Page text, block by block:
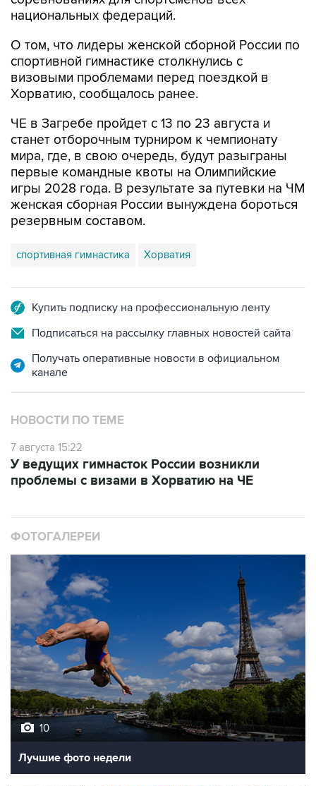
национальных федераций.
О том, что лидеры женской сборной России по
спортивной гимнастике столкнулись с
визовыми проблемами перед поездкой в
Хорватию, сообщалось ранее.
ЧЕ в Загребе пройдет с 13 по 23 августа и
станет отборочным турниром к чемпионату
мира, где, в свою очередь, будут разыграны
первые командные квоты на Олимпийские
игры 2028 года. В результате за путевки на ЧМ
женская сборная России вынуждена бороться
резервным составом.
спортивная гимнастика Хорватия
Купить подписку на профессиональную ленту
Подписаться на рассылку главных новостей сайта
Получать оперативные новости в официальном
канале
НОВОСТИ ПО ТЕМЕ
7 августа 15:22
У ведущих гимнасток России возникли
проблемы с визами в Хорватию на ЧЕ
ФОТОГАЛЕРЕИ
10
Лучшие фото недели